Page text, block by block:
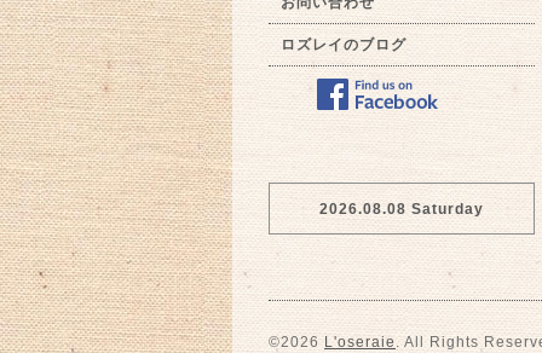
ロズレイのブログ
2026.08.08 Saturday
©2026 L'oseraie . All Rights